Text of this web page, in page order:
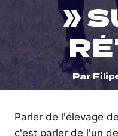
»
Par
Parler de l'élevage
c'est parler de l'un